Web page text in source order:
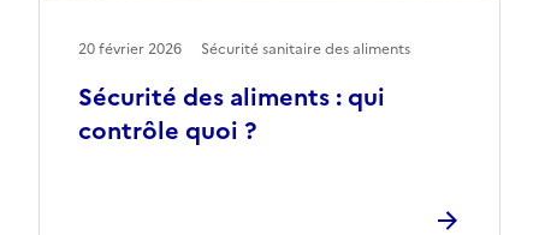
Sécurité des aliments : qui
contrôle quoi ?
20 février 2026 Sécurité sanitaire des aliments